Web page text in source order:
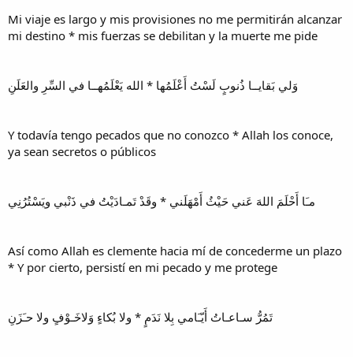
Mi viaje es largo y mis provisiones no me permitirán alcanzar
mi destino * mis fuerzas se debilitan y la muerte me pide
وَلي بَقايــا ذُنوبٍ لَسْتُ أَعْلَمُها * الله يَعْلَمُهــا في السِّرِ والعَلَنِ
Y todavía tengo pecados que no conozco * Allah los conoce,
ya sean secretos o públicos
مـَا أَحْلَمَ اللهَ عَني حَيْثُ أَمْهَلَني * وقَدْ تَمـادَيْتُ في ذَنْبي ويَسْتُرُنِي
Así como Allah es clemente hacia mí de concederme un plazo
* Y por cierto, persistí en mi pecado y me protege
تَمُرُّ سـاعـاتُ أَيّـَامي بِلا نَدَمٍ * ولا بُكاءٍ وَلاخَـوْفٍ ولا حـَزَنِ